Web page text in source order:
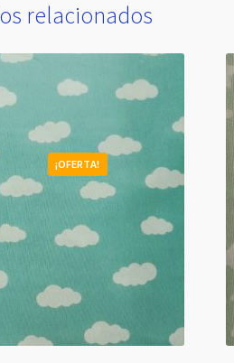
relacionados
¡OFERTA!